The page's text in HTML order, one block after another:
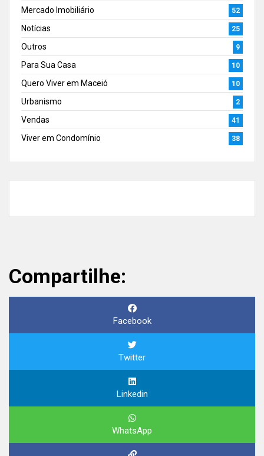
Mercado Imobiliário 52
Notícias 25
Outros 9
Para Sua Casa 10
Quero Viver em Maceió 10
Urbanismo 2
Vendas 41
Viver em Condomínio 38
Compartilhe:
Facebook
Twitter
Linkedin
WhatsApp